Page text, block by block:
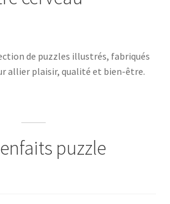
de puzzles illustrés, fabriqués
allier plaisir, qualité et bien-être.
puzzle